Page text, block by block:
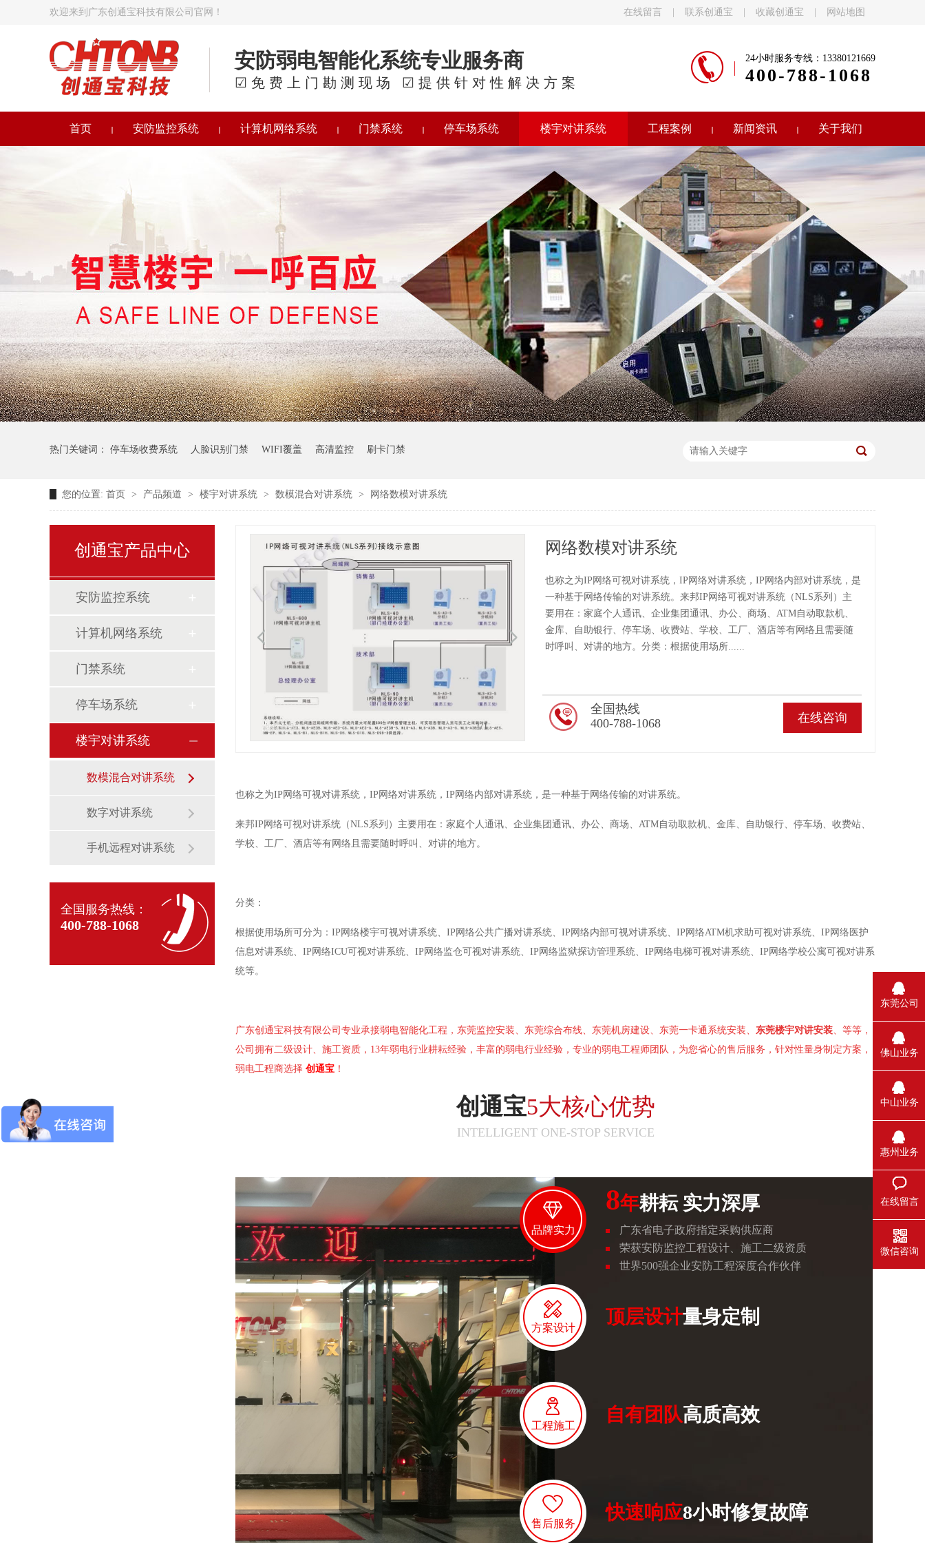
在线留言 联系创通宝 收藏创通宝 网站地图
欢迎来到广东创通宝科技有限公司官网！
24小时服务专线：13380121669
400-788-1068
安防弱电智能化系统专业服务商
☑免费上门勘测现场 ☑提供针对性解决方案
首页 安防监控系统 计算机网络系统 门禁系统 停车场系统 楼宇对讲系统 工程案例 新闻资讯 关于我们
热门关键词： 停车场收费系统 人脸识别门禁 WIFI覆盖 高清监控 刷卡门禁
您的位置: 首页 > 产品频道 > 楼宇对讲系统 > 数模混合对讲系统 > 网络数模对讲系统
创通宝产品中心
安防监控系统
计算机网络系统
门禁系统
停车场系统
楼宇对讲系统
数模混合对讲系统
数字对讲系统
手机远程对讲系统
全国服务热线：
400-788-1068
1/1
网络数模对讲系统
也称之为IP网络可视对讲系统，IP网络对讲系统，IP网络内部对讲系统，是
一种基于网络传输的对讲系统。来邦IP网络可视对讲系统（NLS系列）主
要用在：家庭个人通讯、企业集团通讯、办公、商场、ATM自动取款机、
金库、自助银行、停车场、收费站、学校、工厂、酒店等有网络且需要随
时呼叫、对讲的地方。分类：根据使用场所......
在线咨询
全国热线
400-788-1068
也称之为IP网络可视对讲系统，IP网络对讲系统，IP网络内部对讲系统，是一种基于网络传输的对讲系统。
来邦IP网络可视对讲系统（NLS系列）主要用在：家庭个人通讯、企业集团通讯、办公、商场、ATM自动取款机、金库、自助银行、停车场、收费站、
学校、工厂、酒店等有网络且需要随时呼叫、对讲的地方。
分类：
根据使用场所可分为：IP网络楼宇可视对讲系统、IP网络公共广播对讲系统、IP网络内部可视对讲系统、IP网络ATM机求助可视对讲系统、IP网络医护
信息对讲系统、IP网络ICU可视对讲系统、IP网络监仓可视对讲系统、IP网络监狱探访管理系统、IP网络电梯可视对讲系统、IP网络学校公寓可视对讲系
统等。
广东创通宝科技有限公司专业承接弱电智能化工程，东莞监控安装、东莞综合布线、东莞机房建设、东莞一卡通系统安装、 东莞楼宇对讲安装 、等等，
公司拥有二级设计、施工资质，13年弱电行业耕耘经验，丰富的弱电行业经验，专业的弱电工程师团队，为您省心的售后服务，针对性量身制定方案，
弱电工程商选择 创通宝 ！
创通宝5大核心优势
INTELLIGENT ONE-STOP SERVICE
品牌实力
8年耕耘 实力深厚
广东省电子政府指定采购供应商
荣获安防监控工程设计、施工二级资质
世界500强企业安防工程深度合作伙伴
方案设计
顶层设计量身定制
工程施工
自有团队高质高效
售后服务
快速响应8小时修复故障
东莞公司
佛山业务
中山业务
惠州业务
在线留言
微信咨询